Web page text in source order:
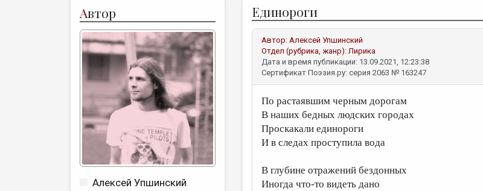
Автор
Алексей Упшинский
Единороги
Автор: Алексей Упшинский
Отдел (рубрика, жанр):Лирика
Дата и время публикации: 13.09.2021, 12:23:38
Сертификат Поэзия.ру: серия 2063 № 163247
По растаявшим черным дорогам
В наших бедных людских городах
Проскакали единороги
И в следах проступила вода
В глубине отражений бездонных
Иногда что-то видеть дано